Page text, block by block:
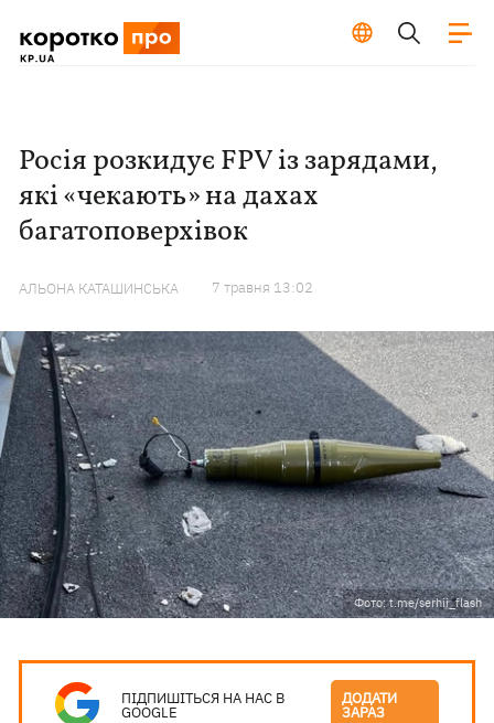
Росія розкидує FPV із зарядами,
які «чекають» на дахах
багатоповерхівок
АЛЬОНА КАТАШИНСЬКА 7 травня 13:02
Фото: t.me/serhii_flash
ПІДПИШІТЬСЯ НА НАС В
GOOGLE
ДОДАТИ
ЗАРАЗ